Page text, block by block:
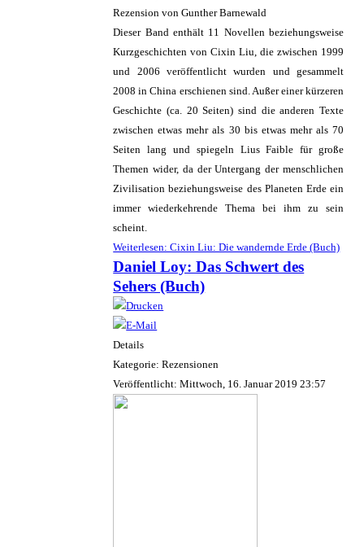
Rezension von Gunther Barnewald
Dieser Band enthält 11 Novellen beziehungsweise
Kurzgeschichten von Cixin Liu, die zwischen 1999
und 2006 veröffentlicht wurden und gesammelt
2008 in China erschienen sind. Außer einer kürzeren
Geschichte (ca. 20 Seiten) sind die anderen Texte
zwischen etwas mehr als 30 bis etwas mehr als 70
Seiten lang und spiegeln Lius Faible für große
Themen wider, da der Untergang der menschlichen
Zivilisation beziehungsweise des Planeten Erde ein
immer wiederkehrende Thema bei ihm zu sein
scheint.
Weiterlesen: Cixin Liu: Die wandernde Erde (Buch)
Daniel Loy: Das Schwert des
Sehers (Buch)
Details
Kategorie: Rezensionen
Veröffentlicht: Mittwoch, 16. Januar 2019 23:57